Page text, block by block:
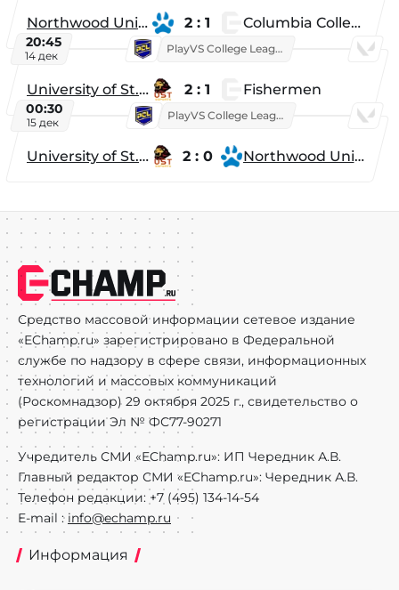
Northwood University 2 : 1 Columbia College
20:45
14 дек
PlayVS College League 2025: Fall
University of St. Thomas 2 : 1 Fishermen
00:30
15 дек
PlayVS College League 2025: Fall
University of St. Thomas 2 : 0 Northwood University
Средство массовой информации сетевое издание
«EChamp.ru» зарегистрировано в Федеральной
службе по надзору в сфере связи, информационных
технологий и массовых коммуникаций
(Роскомнадзор) 29 октября 2025 г., свидетельство о
регистрации Эл № ФС77-90271
Учредитель СМИ «EChamp.ru»: ИП Чередник А.В.
Главный редактор СМИ «EChamp.ru»: Чередник А.В.
Телефон редакции: +7 (495) 134-14-54
E-mail : info@echamp.ru
Информация